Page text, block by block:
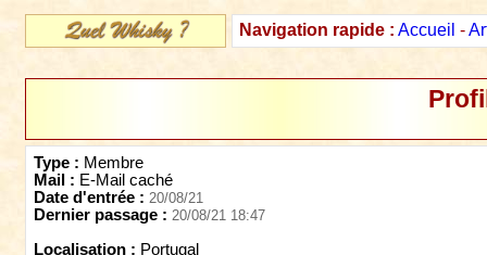
Navigation rapide : Accueil -
Type : Membre
Mail : E-Mail caché
Date d'entrée : 20/08/21
Dernier passage : 20/08/21 18:47
Localisation : Portugal